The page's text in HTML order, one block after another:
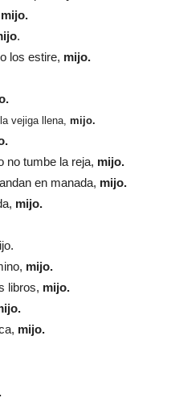
mijo.
.
los estire, mijo.
vejiga llena, mijo.
no tumbe la reja, mijo.
en manada, mijo.
mijo.
mijo.
libros, mijo.
mijo.